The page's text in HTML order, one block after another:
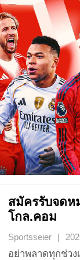
สมัครรับจดห
โกล.คอม
Sportsseier |
อย่าพลาดทุกช่ว